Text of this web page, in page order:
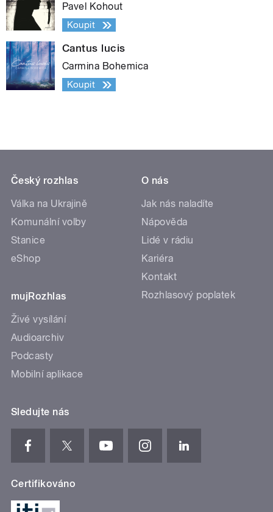
Pavel Kohout
Koupit
Cantus lucis
Carmina Bohemica
Koupit
Český rozhlas
Válka na Ukrajině
Komunální volby
Stanice
eShop
mujRozhlas
Živé vysílání
Audioarchiv
Podcasty
Mobilní aplikace
O nás
Jak nás naladíte
Nápověda
Lidé v rádiu
Kariéra
Kontakt
Rozhlasový poplatek
Sledujte nás
Certifikováno